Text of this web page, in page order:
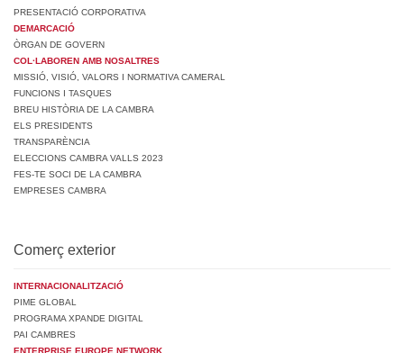
PRESENTACIÓ CORPORATIVA
DEMARCACIÓ
ÒRGAN DE GOVERN
COL·LABOREN AMB NOSALTRES
MISSIÓ, VISIÓ, VALORS I NORMATIVA CAMERAL
FUNCIONS I TASQUES
BREU HISTÒRIA DE LA CAMBRA
ELS PRESIDENTS
TRANSPARÈNCIA
ELECCIONS CAMBRA VALLS 2023
FES-TE SOCI DE LA CAMBRA
EMPRESES CAMBRA
Comerç exterior
INTERNACIONALITZACIÓ
PIME GLOBAL
PROGRAMA XPANDE DIGITAL
PAI CAMBRES
ENTERPRISE EUROPE NETWORK